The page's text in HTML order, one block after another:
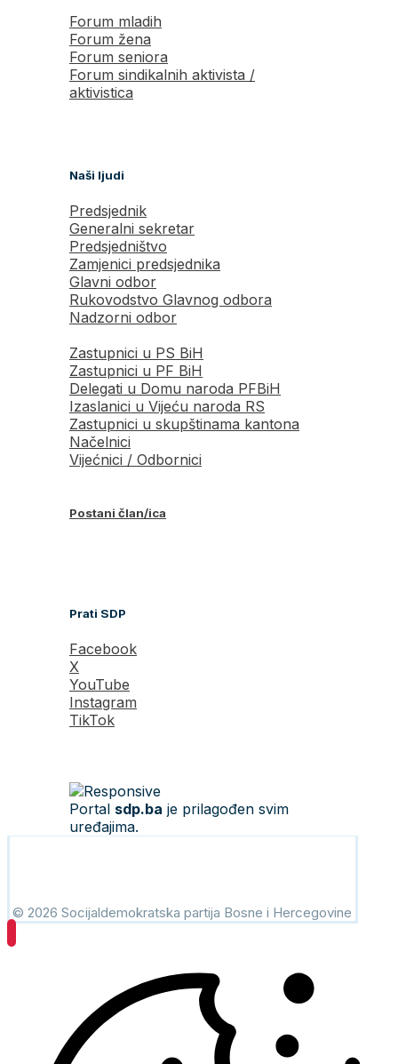
Forum mladih
Forum žena
Forum seniora
Forum sindikalnih aktivista /
aktivistica
Naši ljudi
Predsjednik
Generalni sekretar
Predsjedništvo
Zamjenici predsjednika
Glavni odbor
Rukovodstvo Glavnog odbora
Nadzorni odbor
Zastupnici u PS BiH
Zastupnici u PF BiH
Delegati u Domu naroda PFBiH
Izaslanici u Vijeću naroda RS
Zastupnici u skupštinama kantona
Načelnici
Vijećnici / Odbornici
Postani član/ica
Prati SDP
Facebook
X
YouTube
Instagram
TikTok
Portal sdp.ba je prilagođen svim
uređajima.
© 2026 Socijaldemokratska partija Bosne i Hercegovine